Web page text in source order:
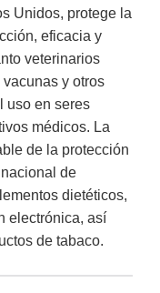
Unidos, protege la
eficacia y
veterinarios
y otros
uso en seres
médicos. La
de la protección
de
dietéticos,
electrónica, así
de tabaco.